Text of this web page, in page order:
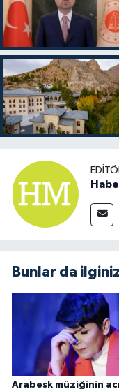
Bunlar da
Arabesk müziğinin acı